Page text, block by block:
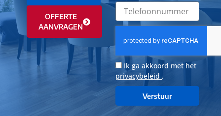
OFFERTE
AANVRAGEN
Ik ga akkoord met het
privacybeleid .
Verstuur